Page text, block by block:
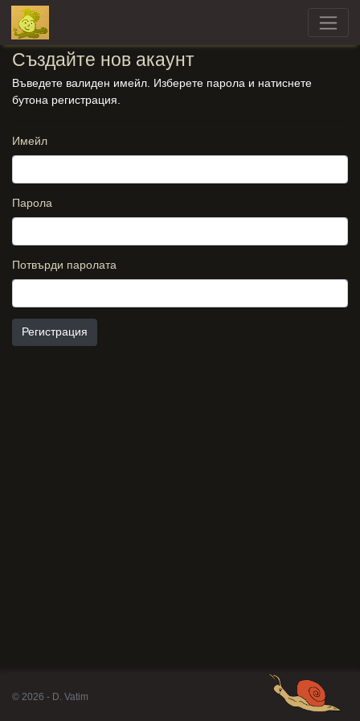
Създайте нов акаунт
Въведете валиден имейл. Изберете парола и натиснете
бутона регистрация.
Имейл
Парола
Потвърди паролата
Регистрация
© 2026 - D. Vatim